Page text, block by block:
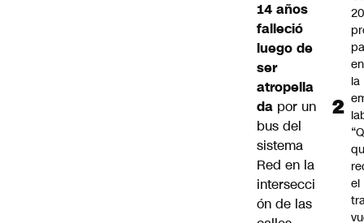
14 años
falleció
luego de
ser
atropella
da por un
bus del
sistema
Red en la
intersecci
ón de las
20
la
el